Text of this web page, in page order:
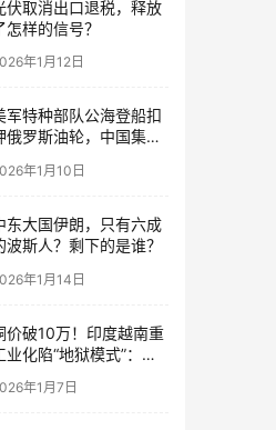
伏取消出口退税，释放
怎样的信号？
年1月12日
军特种部队公海登船扣
俄罗斯油轮，中国集装
年1月10日
东大国伊朗，只有六成
波斯人？剩下的是谁？
年1月14日
价破10万！印度越南重
业化陷“地狱模式”：中
也复刻不了
年1月7日